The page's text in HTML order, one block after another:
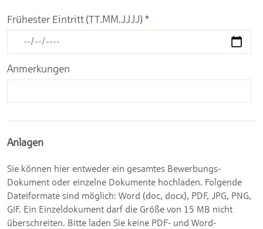
Frühester Eintritt (TT.MM.JJJJ) *
Anmerkungen
Anlagen
Sie können hier entweder ein gesamtes Bewerbungs-
Dokument oder einzelne Dokumente hochladen. Folgende
Dateiformate sind möglich: Word (doc, docx), PDF, JPG, PNG,
GIF. Ein Einzeldokument darf die Größe von 15 MB nicht
überschreiten. Bitte laden Sie keine PDF- und Word-